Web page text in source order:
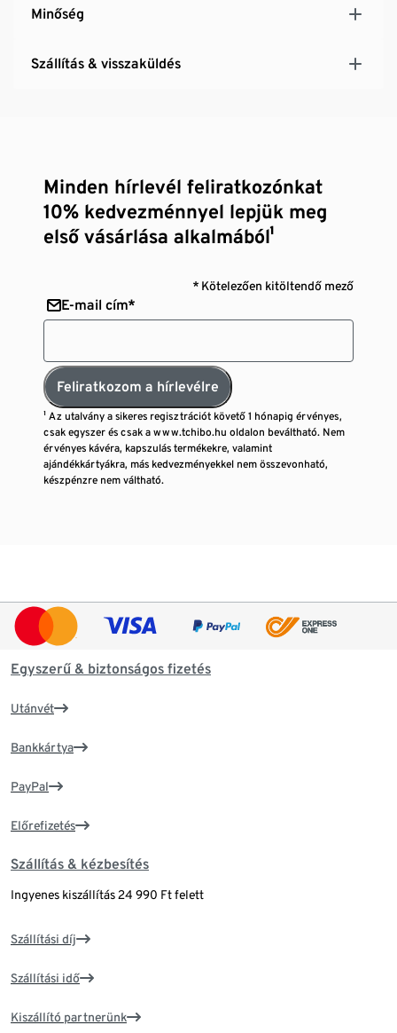
Minőség
Szállítás & visszaküldés
Minden hírlevél feliratkozónkat
10% kedvezménnyel lepjük meg
első vásárlása alkalmából¹
* Kötelezően kitöltendő mező
E-mail cím*
Feliratkozom a hírlevélre
¹ Az utalvány a sikeres regisztrációt követő 1 hónapig érvényes,
csak egyszer és csak a www.tchibo.hu oldalon beváltható. Nem
érvényes kávéra, kapszulás termékekre, valamint
ajándékkártyákra, más kedvezményekkel nem összevonható,
készpénzre nem váltható.
Egyszerű & biztonságos fizetés
Utánvét
Bankkártya
PayPal
Előrefizetés
Szállítás & kézbesítés
Ingyenes kiszállítás 24 990 Ft felett
Szállítási díj
Szállítási idő
Kiszállító partnerünk